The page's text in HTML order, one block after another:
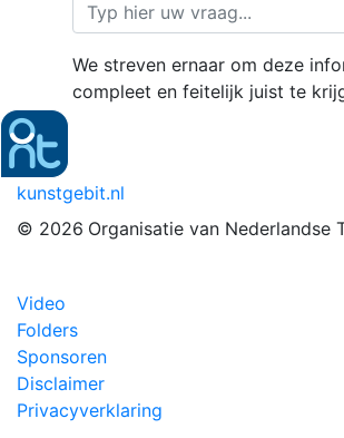
We streven ernaar om deze
compleet en feitelijk juist te
kunstgebit.nl
© 2026 Organisatie van Nederlandse
Video
Folders
Sponsoren
Disclaimer
Privacyverklaring